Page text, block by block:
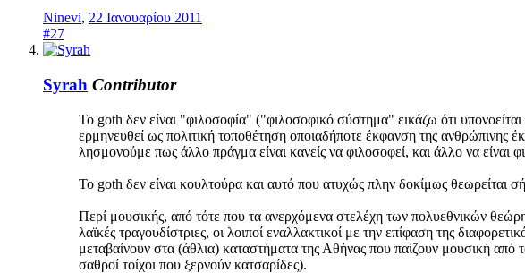
Ninevi, 22 Ιανουαρίου 2011
#27
Syrah Contributor
Το goth δεν είναι "φιλοσοφία" ("φιλοσοφικό σύστημα" εικάζω ότι
ερμηνευθεί ως πολιτική τοποθέτηση οποιαδήποτε έκφανση της ανθρώπινης
λησμονούμε πως άλλο πράγμα είναι κανείς να φιλοσοφεί, και άλλο να είναι
Το goth δεν είναι κουλτούρα και αυτό που ατυχώς πλην δοκίμως θεωρείται
Περί μουσικής, από τότε που τα ανερχόμενα στελέχη των πολυεθνικών
λαϊκές τραγουδίστριες, οι λοιποί εναλλακτικοί με την επίφαση της
μεταβαίνουν στα (άθλια) καταστήματα της Αθήνας που παίζουν μουσική από
σαθροί τοίχοι που ξερνούν κατσαρίδες).